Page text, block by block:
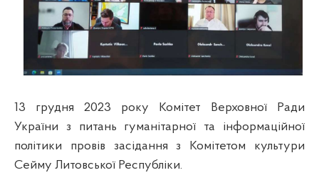
13 грудня 2023 року Комітет Верховної Ради
України з питань гуманітарної та інформаційної
політики провів засідання з Комітетом культури
Сейму Литовської Республіки.